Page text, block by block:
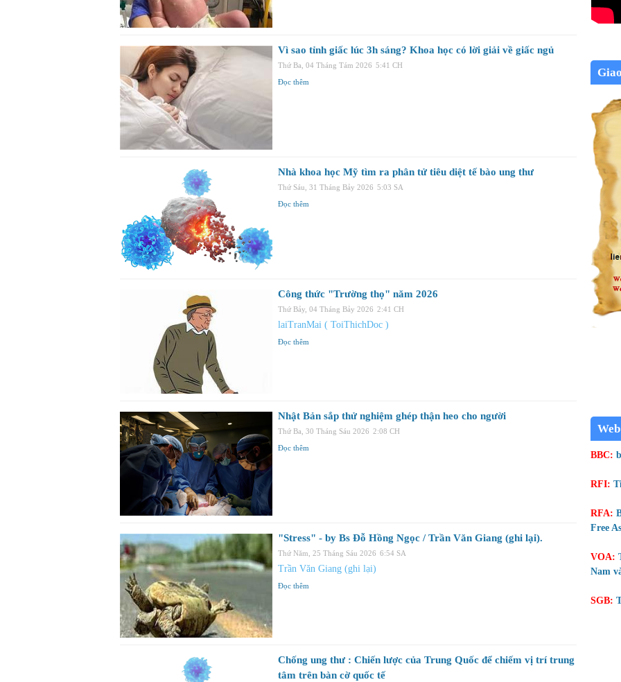
Vì sao tỉnh giấc lúc 3h sáng? Khoa học có lời giải về giấc ngủ
Thứ Ba, 04 Tháng Tám 2026 5:41 CH
Đọc thêm
Nhà khoa học Mỹ tìm ra phân tử tiêu diệt tế bào ung thư
Thứ Sáu, 31 Tháng Bảy 2026 5:03 SA
Đọc thêm
Công thức "Trường thọ" năm 2026
Thứ Bảy, 04 Tháng Bảy 2026 2:41 CH
laiTranMai ( ToiThichDoc )
Đọc thêm
Nhật Bản sắp thử nghiệm ghép thận heo cho người
Thứ Ba, 30 Tháng Sáu 2026 2:08 CH
Đọc thêm
"Stress" - by Bs Đỗ Hồng Ngọc / Trần Văn Giang (ghi lại).
Thứ Năm, 25 Tháng Sáu 2026 6:54 SA
Trần Văn Giang (ghi lại)
Đọc thêm
Chống ung thư : Chiến lược của Trung Quốc để chiếm vị trí trung
tâm trên bàn cờ quốc tế
BBC:
RFI:
RFA:
Free
VOA:
Nam
SGB: